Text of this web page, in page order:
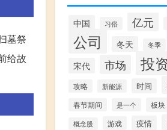
墓祭
给故
中国 习俗 亿元
公司 冬天 冬季
宋代 市场 投
攻略 新能源 时间
春节期间 是一个 板块
概念股 游戏 疫情